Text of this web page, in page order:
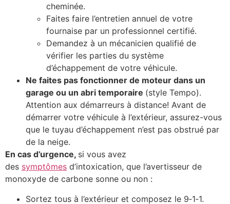
cheminée.
Faites faire l’entretien annuel de votre
fournaise par un professionnel certifié.
Demandez à un mécanicien qualifié de
vérifier les parties du système
d’échappement de votre véhicule.
Ne faites pas fonctionner de moteur dans un
garage ou un abri temporaire (style Tempo).
Attention aux démarreurs à distance! Avant de
démarrer votre véhicule à l’extérieur, assurez-vous
que le tuyau d’échappement n’est pas obstrué par
de la neige.
En cas d’urgence, si vous avez
des symptômes d’intoxication, que l’avertisseur de
monoxyde de carbone sonne ou non :
Sortez tous à l’extérieur et composez le 9‑1‑1.